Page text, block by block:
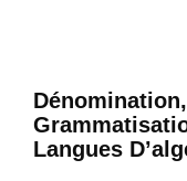
Langues